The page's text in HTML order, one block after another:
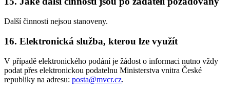
Další činnosti nejsou stanoveny.
16. Elektronická služba, kterou lze využít
V případě elektronického podání je žádost o informaci nutno vždy
podat přes elektronickou podatelnu Ministerstva vnitra České
republiky na adresu: posta@mvcr.cz.